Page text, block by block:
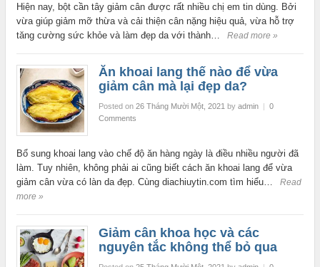
Hiện nay, bột cần tây giảm cân được rất nhiều chị em tin dùng. Bởi
vừa giúp giảm mỡ thừa và cải thiện cân nặng hiệu quả, vừa hỗ trợ
tăng cường sức khỏe và làm đẹp da với thành…
Read more »
Ăn khoai lang thế nào để vừa
giảm cân mà lại đẹp da?
Posted on 26 Tháng Mười Một, 2021 by admin | 0
Comments
Bổ sung khoai lang vào chế độ ăn hàng ngày là điều nhiều người đã
làm. Tuy nhiên, không phải ai cũng biết cách ăn khoai lang để vừa
giảm cân vừa có làn da đẹp. Cùng diachiuytin.com tìm hiểu…
Read
more »
Giảm cân khoa học và các
nguyên tắc không thể bỏ qua